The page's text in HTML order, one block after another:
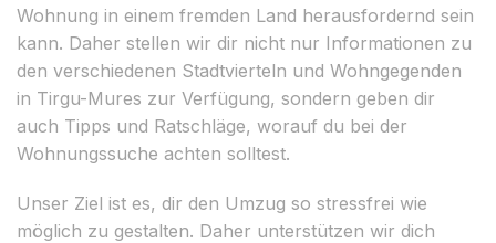
Wohnung in einem fremden Land herausfordernd sein
kann. Daher stellen wir dir nicht nur Informationen zu
den verschiedenen Stadtvierteln und Wohngegenden
in Tirgu-Mures zur Verfügung, sondern geben dir
auch Tipps und Ratschläge, worauf du bei der
Wohnungssuche achten solltest.
Unser Ziel ist es, dir den Umzug so stressfrei wie
möglich zu gestalten. Daher unterstützen wir dich